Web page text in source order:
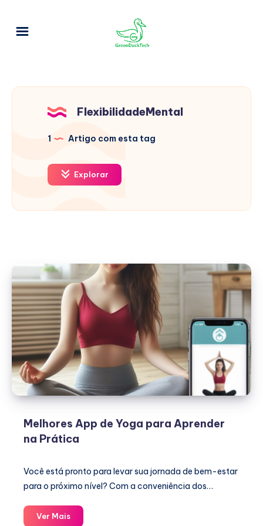
FlexibilidadeMental
1 Artigo com esta tag
Explorar
Melhores App de Yoga para Aprender
na Prática
Você está pronto para levar sua jornada de bem-estar
para o próximo nível? Com a conveniência dos…
Ver MaisMelhores